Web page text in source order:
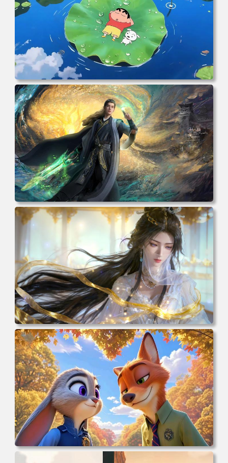
电脑壁纸 动漫角色 卡通场景 夏日休闲 夏日壁纸 治愈系 童
年回忆 荷塘荷叶 蜡笔小新 电脑桌面 高清壁纸 壁纸下载 壁
纸大全
电脑壁纸 动漫 凡人修仙传 韩立 结婴 4k壁纸 3840x2160 电
脑桌面 高清壁纸 壁纸下载 壁纸大全
电脑壁纸 动漫 紫灵 冰清玉洁《凡人修仙传》4k壁纸 3840x2
160 电脑桌面 高清壁纸 壁纸下载 壁纸大全
电脑壁纸 动漫 兔子朱迪 狐狸尼克 疯狂动物城 秋叶 秋天森